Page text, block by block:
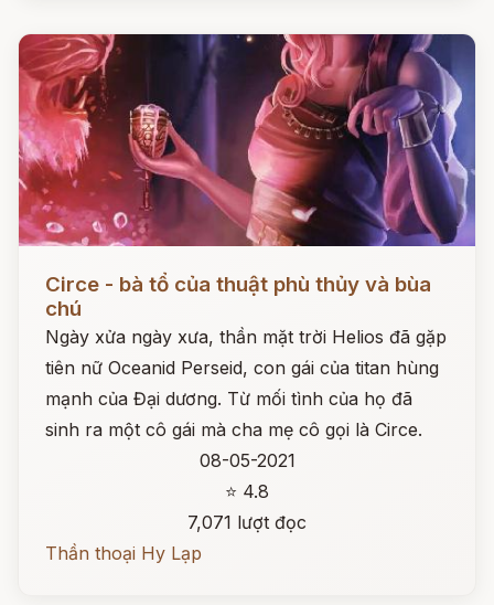
Circe - bà tổ của thuật phù thủy và bùa
chú
Ngày xửa ngày xưa, thần mặt trời Helios đã gặp
tiên nữ Oceanid Perseid, con gái của titan hùng
mạnh của Đại dương. Từ mối tình của họ đã
sinh ra một cô gái mà cha mẹ cô gọi là Circe.
08-05-2021
⭐ 4.8
7,071 lượt đọc
Thần thoại Hy Lạp